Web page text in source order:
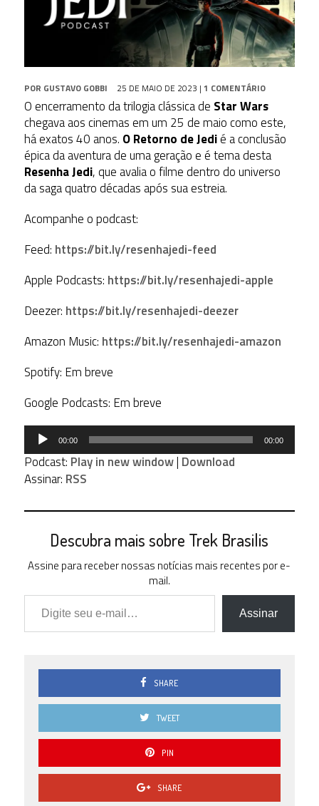
POR GUSTAVO GOBBI 25 DE MAIO DE 2023 | 1 COMENTÁRIO
O encerramento da trilogia clássica de Star Wars
chegava aos cinemas em um 25 de maio como este,
há exatos 40 anos. O Retorno de Jedié a conclusão
épica da aventura de uma geração e é tema desta
Resenha Jedi, que avalia o filme dentro do universo
da saga quatro décadas após sua estreia.
Acompanhe o podcast:
Feed: https://bit.ly/resenhajedi-feed
Apple Podcasts: https://bit.ly/resenhajedi-apple
Deezer: https://bit.ly/resenhajedi-deezer
Amazon Music: https://bit.ly/resenhajedi-amazon
Spotify: Em breve
Google Podcasts: Em breve
Tocador
áudio
00:00 00:00
Podcast: Play in new window| Download
Assinar: RSS
Descubra mais sobre Trek Brasilis
Assine para receber nossas notícias mais recentes por e-
mail.
Digite seu e-mail…
Assinar
SHARE
TWEET
PIN
SHARE